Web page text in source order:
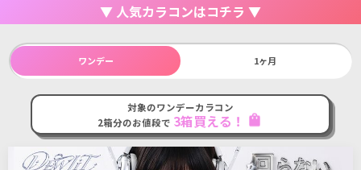
▼ 人気カラコンはコチラ ▼
ワンデー 1ヶ月
対象のワンデーカラコン
2箱分のお値段で 3箱買える！ shopping_bag